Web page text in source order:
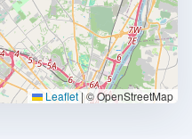
Leaflet|© OpenStreetMap